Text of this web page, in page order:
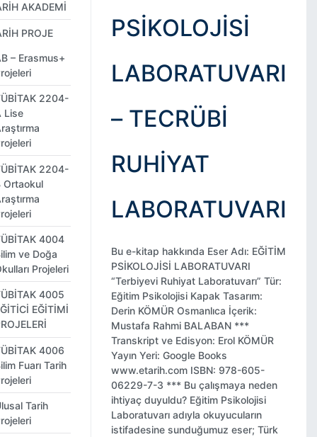
PSİKOLOJİSİ
LABORATUVARI
– TECRÜBI
RUHIYAT
LABORATUVARI
Bu e-kitap hakkında Eser Adı: EĞİTİM
PSİKOLOJİSİ LABORATUVARI
“Terbiyevi Ruhiyat Laboratuvarı” Tür:
Eğitim Psikolojisi Kapak Tasarım:
Derin KÖMÜR Osmanlıca İçerik:
Mustafa Rahmi BALABAN ***
Transkript ve Edisyon: Erol KÖMÜR
Yayın Yeri: Google Books
www.etarih.com ISBN: 978-605-
06229-7-3 *** Bu çalışmaya neden
ihtiyaç duyuldu? Eğitim Psikolojisi
Laboratuvarı adıyla okuyucuların
istifadesine sunduğumuz eser; Türk
AKADEMİ
PROJE
– Erasmus+
2204-
Lise
2204-
Ortaokul
4004
ve Doğa
Projeleri
4005
EĞİTİMİ
4006
Fuarı Tarih
Tarih